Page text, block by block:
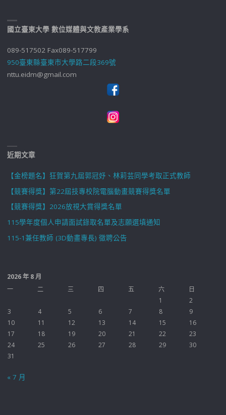
國立臺東大學 數位媒體與文教產業學系
089-517502 Fax089-517799
950臺東縣臺東市大學路二段369號
nttu.eidm@gmail.com
近期文章
【金榜題名】狂賀第九屆郭冠妤、林莉芸同學考取正式教師
【競賽得獎】第22屆技專校院電腦動畫競賽得獎名單
【競賽得獎】2026放視大賞得獎名單
115學年度個人申請面試錄取名單及志願選填通知
115-1兼任教師 (3D動畫專長) 徵聘公告
2026 年 8 月
一
二 三 四 五 六
日
1
2
3
4 5 6 7 8
9
10
11 12 13 14 15
16
17
18 19 20 21 22
23
24
25 26 27 28 29
30
31
« 7 月